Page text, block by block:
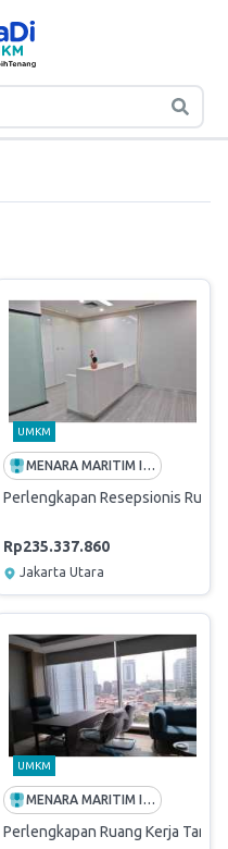
UMKM
MENARA MARITIM INDONESIA
Perlengkapan Resepsionis
Rp235.337.860
Jakarta Utara
Parama
UMKM
MENARA MARITIM INDONESIA
Perlengkapan Ruang Kerja